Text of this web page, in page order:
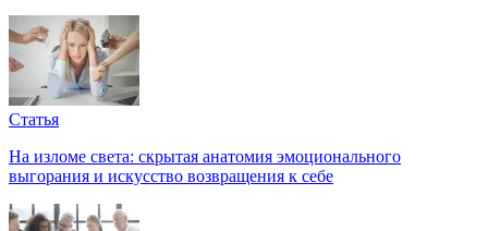
Статья
На изломе света: скрытая анатомия эмоционального
выгорания и искусство возвращения к себе